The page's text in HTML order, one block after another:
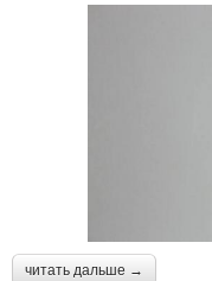
читать дальше →